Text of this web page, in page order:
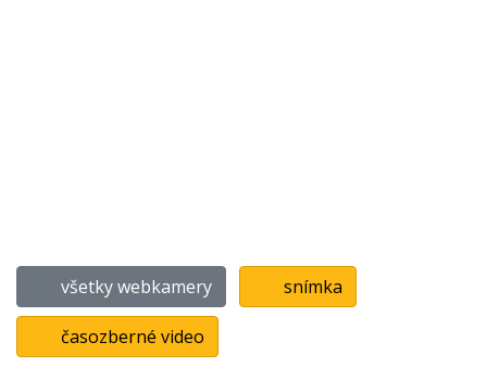
všetky webkamery snímka
časozberné video